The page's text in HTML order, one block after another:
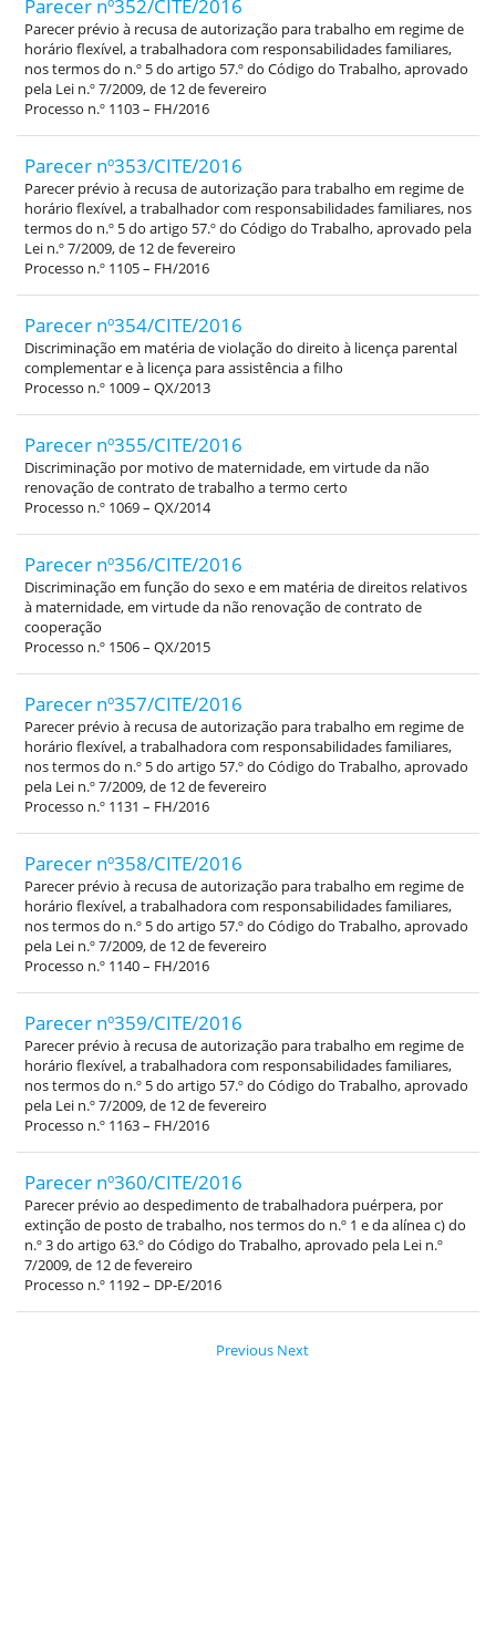
Parecer nº352/CITE/2016
Parecer prévio à recusa de autorização para trabalho em regime de
horário flexível, a trabalhadora com responsabilidades familiares,
nos termos do n.º 5 do artigo 57.º do Código do Trabalho, aprovado
pela Lei n.º 7/2009, de 12 de fevereiro
Processo n.º 1103 – FH/2016
Parecer nº353/CITE/2016
Parecer prévio à recusa de autorização para trabalho em regime de
horário flexível, a trabalhador com responsabilidades familiares, nos
termos do n.º 5 do artigo 57.º do Código do Trabalho, aprovado pela
Lei n.º 7/2009, de 12 de fevereiro
Processo n.º 1105 – FH/2016
Parecer nº354/CITE/2016
Discriminação em matéria de violação do direito à licença parental
complementar e à licença para assistência a filho
Processo n.º 1009 – QX/2013
Parecer nº355/CITE/2016
Discriminação por motivo de maternidade, em virtude da não
renovação de contrato de trabalho a termo certo
Processo n.º 1069 – QX/2014
Parecer nº356/CITE/2016
Discriminação em função do sexo e em matéria de direitos relativos
à maternidade, em virtude da não renovação de contrato de
cooperação
Processo n.º 1506 – QX/2015
Parecer nº357/CITE/2016
Parecer prévio à recusa de autorização para trabalho em regime de
horário flexível, a trabalhadora com responsabilidades familiares,
nos termos do n.º 5 do artigo 57.º do Código do Trabalho, aprovado
pela Lei n.º 7/2009, de 12 de fevereiro
Processo n.º 1131 – FH/2016
Parecer nº358/CITE/2016
Parecer prévio à recusa de autorização para trabalho em regime de
horário flexível, a trabalhadora com responsabilidades familiares,
nos termos do n.º 5 do artigo 57.º do Código do Trabalho, aprovado
pela Lei n.º 7/2009, de 12 de fevereiro
Processo n.º 1140 – FH/2016
Parecer nº359/CITE/2016
Parecer prévio à recusa de autorização para trabalho em regime de
horário flexível, a trabalhadora com responsabilidades familiares,
nos termos do n.º 5 do artigo 57.º do Código do Trabalho, aprovado
pela Lei n.º 7/2009, de 12 de fevereiro
Processo n.º 1163 – FH/2016
Parecer nº360/CITE/2016
Parecer prévio ao despedimento de trabalhadora puérpera, por
extinção de posto de trabalho, nos termos do n.º 1 e da alínea c) do
n.º 3 do artigo 63.º do Código do Trabalho, aprovado pela Lei n.º
7/2009, de 12 de fevereiro
Processo n.º 1192 – DP-E/2016
Previous Next